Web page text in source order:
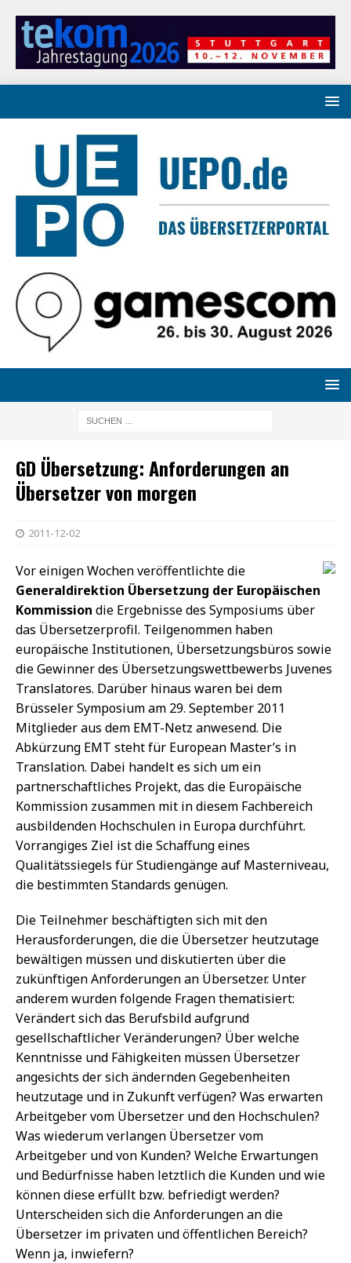
GD Übersetzung: Anforderungen an
Übersetzer von morgen
2011-12-02
Vor einigen Wochen veröffentlichte die
Generaldirektion Übersetzung der Europäischen
Kommission die Ergebnisse des Symposiums über
das Übersetzerprofil. Teilgenommen haben
europäische Institutionen, Übersetzungsbüros sowie
die Gewinner des Übersetzungswettbewerbs Juvenes
Translatores. Darüber hinaus waren bei dem
Brüsseler Symposium am 29. September 2011
Mitglieder aus dem EMT-Netz anwesend. Die
Abkürzung EMT steht für European Master’s in
Translation. Dabei handelt es sich um ein
partnerschaftliches Projekt, das die Europäische
Kommission zusammen mit in diesem Fachbereich
ausbildenden Hochschulen in Europa durchführt.
Vorrangiges Ziel ist die Schaffung eines
Qualitätssiegels für Studiengänge auf Masterniveau,
die bestimmten Standards genügen.
Die Teilnehmer beschäftigten sich mit den
Herausforderungen, die die Übersetzer heutzutage
bewältigen müssen und diskutierten über die
zukünftigen Anforderungen an Übersetzer. Unter
anderem wurden folgende Fragen thematisiert:
Verändert sich das Berufsbild aufgrund
gesellschaftlicher Veränderungen? Über welche
Kenntnisse und Fähigkeiten müssen Übersetzer
angesichts der sich ändernden Gegebenheiten
heutzutage und in Zukunft verfügen? Was erwarten
Arbeitgeber vom Übersetzer und den Hochschulen?
Was wiederum verlangen Übersetzer vom
Arbeitgeber und von Kunden? Welche Erwartungen
und Bedürfnisse haben letztlich die Kunden und wie
können diese erfüllt bzw. befriedigt werden?
Unterscheiden sich die Anforderungen an die
Übersetzer im privaten und öffentlichen Bereich?
Wenn ja, inwiefern?